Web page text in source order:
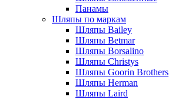
Панамы
Шляпы по маркам
Шляпы Bailey
Шляпы Betmar
Шляпы Borsalino
Шляпы Christys
Шляпы Goorin Brothers
Шляпы Herman
Шляпы Laird